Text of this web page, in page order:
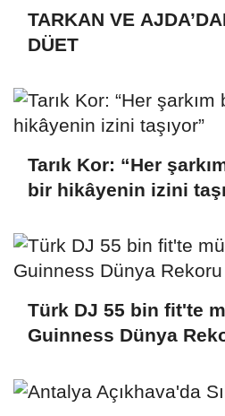
TARKAN VE
DÜET
Tarık Kor: “Her
bir hikâyenin izini
Türk DJ 55 bin fit'te
Guinness Dünya